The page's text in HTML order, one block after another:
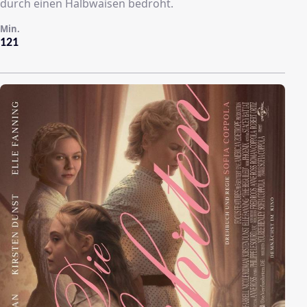
durch einen Halbwaisen bedroht.
121
Min.